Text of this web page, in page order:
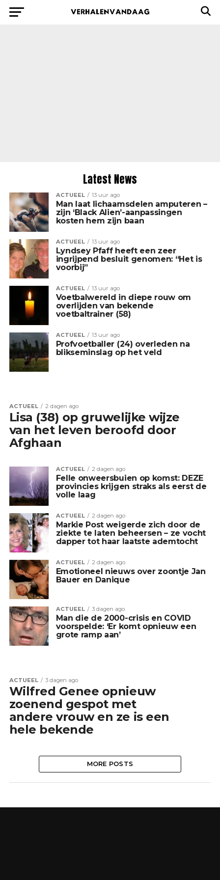
Latest News
ACTUEEL 13 uur ago
Man laat lichaamsdelen amputeren –
zijn ‘Black Alien’-aanpassingen
kosten hem zijn baan
ACTUEEL 13 uur ago
Lyndsey Pfaff heeft een zeer
ingrijpend besluit genomen: “Het is
voorbij”
ACTUEEL 13 uur ago
Voetbalwereld in diepe rouw om
overlijden van bekende
voetbaltrainer (58)
ACTUEEL 13 uur ago
Profvoetballer (24) overleden na
blikseminslag op het veld
ACTUEEL 2 dagen ago
Lisa (38) op gruwelijke wijze
van het leven beroofd door
Afghaan
ACTUEEL 2 dagen ago
Felle onweersbuien op komst: DEZE
provincies krijgen straks als eerst de
volle laag
ACTUEEL 2 dagen ago
Markie Post weigerde zich door de
ziekte te laten beheersen – ze vocht
dapper tot haar laatste ademtocht
ACTUEEL 2 dagen ago
Emotioneel nieuws over zoontje Jan
Bauer en Danique
ACTUEEL 3 dagen ago
Man die de 2000-crisis en COVID
voorspelde: ‘Er komt opnieuw een
grote ramp aan’
ACTUEEL 3 dagen ago
Wilfred Genee opnieuw
zoenend gespot met
andere vrouw en ze is een
hele bekende
MORE POSTS